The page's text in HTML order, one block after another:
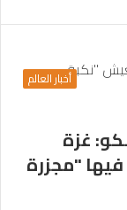
أخبار العالم
غزة
"مجزرة